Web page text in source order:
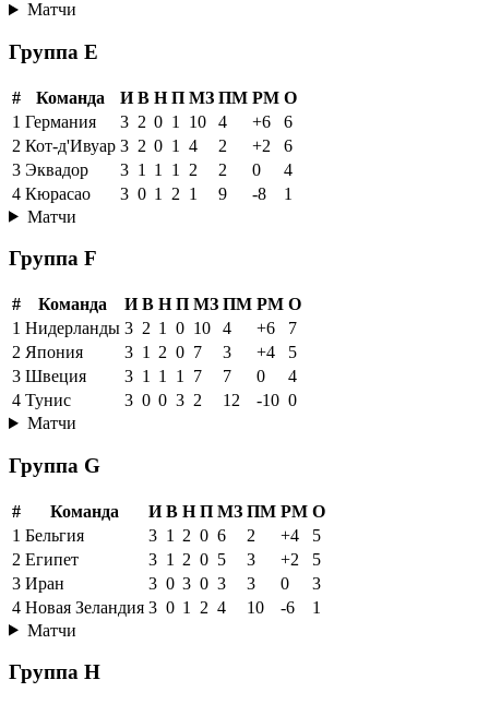
Матчи
Группа E
# Команда И В Н П МЗ ПМ РМ О
1 Германия 3 2 0 1 10 4 +6
6
2 Кот-д'Ивуар 3 2 0 1 4 2 +2
6
3 Эквадор 3 1 1 1 2 2 0
4
4 Кюрасао 3 0 1 2 1 9 -8
1
Матчи
Группа F
# Команда И В Н П МЗ ПМ РМ О
1 Нидерланды 3 2 1 0 10 4 +6
7
2 Япония 3 1 2 0 7 3 +4
5
3 Швеция 3 1 1 1 7 7 0
4
4 Тунис 3 0 0 3 2 12 -10 0
Матчи
Группа G
# Команда И В Н П МЗ ПМ РМ О
1 Бельгия 3 1 2 0 6 2 +4
5
2 Египет 3 1 2 0 5 3 +2
5
3 Иран 3 0 3 0 3 3 0
3
4 Новая Зеландия 3 0 1 2 4 10 -6
1
Матчи
Группа H